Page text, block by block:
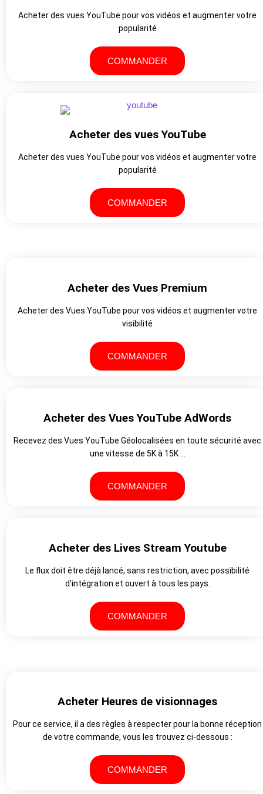
Acheter des vues YouTube pour vos vidéos et augmenter votre
popularité
COMMANDER
Acheter des vues YouTube
Acheter des vues YouTube pour vos vidéos et augmenter votre
popularité
COMMANDER
Acheter des Vues Premium
Acheter des Vues YouTube pour vos vidéos et augmenter votre
visibilité
COMMANDER
Acheter des Vues YouTube AdWords
Recevez des Vues YouTube Géolocalisées en toute sécurité avec
une vitesse de 5K à 15K …
COMMANDER
Acheter des Lives Stream Youtube
Le flux doit être déjà lancé, sans restriction, avec possibilité
d’intégration et ouvert à tous les pays.
COMMANDER
Acheter Heures de visionnages
Pour ce service, il a des règles à respecter pour la bonne réception
de votre commande, vous les trouvez ci-dessous :
COMMANDER